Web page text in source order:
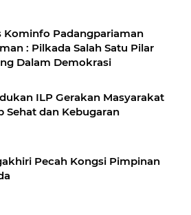
Kominfo Padangpariaman
: Pilkada Salah Satu Pilar
Dalam Demokrasi
ILP Gerakan Masyarakat
Sehat dan Kebugaran
Pecah Kongsi Pimpinan